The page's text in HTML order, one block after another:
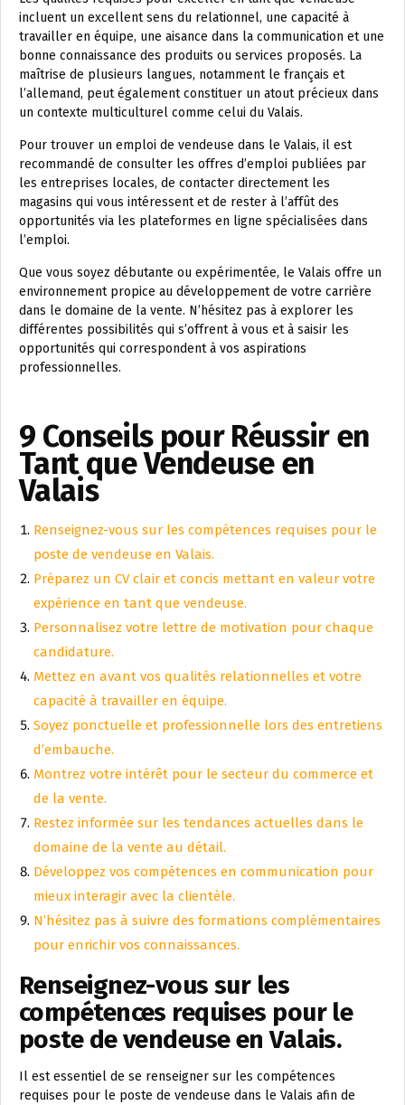
incluent un excellent sens du relationnel, une capacité à
travailler en équipe, une aisance dans la communication et une
bonne connaissance des produits ou services proposés. La
maîtrise de plusieurs langues, notamment le français et
l’allemand, peut également constituer un atout précieux dans
un contexte multiculturel comme celui du Valais.
Pour trouver un emploi de vendeuse dans le Valais, il est
recommandé de consulter les offres d’emploi publiées par
les entreprises locales, de contacter directement les
magasins qui vous intéressent et de rester à l’affût des
opportunités via les plateformes en ligne spécialisées dans
l’emploi.
Que vous soyez débutante ou expérimentée, le Valais offre un
environnement propice au développement de votre carrière
dans le domaine de la vente. N’hésitez pas à explorer les
différentes possibilités qui s’offrent à vous et à saisir les
opportunités qui correspondent à vos aspirations
professionnelles.
9 Conseils pour Réussir en
Tant que Vendeuse en
Valais
Renseignez-vous sur les compétences requises pour le
poste de vendeuse en Valais.
Préparez un CV clair et concis mettant en valeur votre
expérience en tant que vendeuse.
Personnalisez votre lettre de motivation pour chaque
candidature.
Mettez en avant vos qualités relationnelles et votre
capacité à travailler en équipe.
Soyez ponctuelle et professionnelle lors des entretiens
d’embauche.
Montrez votre intérêt pour le secteur du commerce et
de la vente.
Restez informée sur les tendances actuelles dans le
domaine de la vente au détail.
Développez vos compétences en communication pour
mieux interagir avec la clientèle.
N’hésitez pas à suivre des formations complémentaires
pour enrichir vos connaissances.
Renseignez-vous sur les
compétences requises pour le
poste de vendeuse en Valais.
Il est essentiel de se renseigner sur les compétences
requises pour le poste de vendeuse dans le Valais afin de